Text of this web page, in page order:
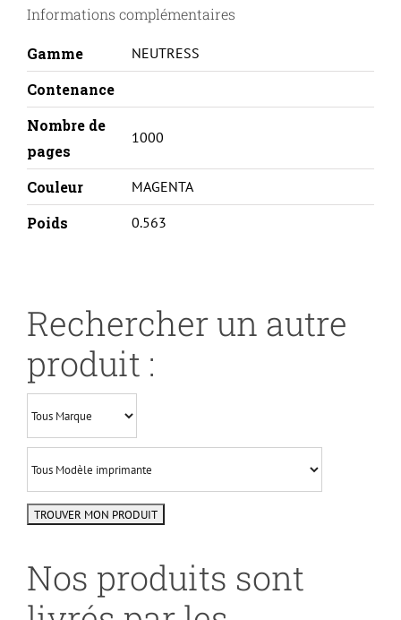
CLTM404S-
Informations complémentaires
Gamme NEUTRESS
Contenance
Nombre de
pages
1000
Couleur MAGENTA
Poids 0.563
Rechercher un autre
produit :
Nos produits sont